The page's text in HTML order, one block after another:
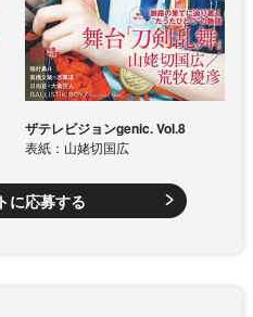
ザテレビジョンgenic. Vol.8
表紙：山姥切国広
に応募する